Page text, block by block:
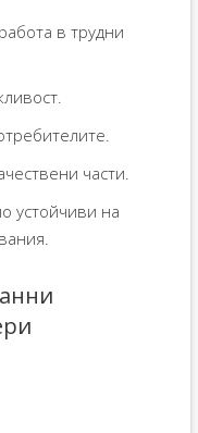
в трудни
части.
устойчиви на